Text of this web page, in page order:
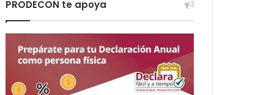
PRODECON te apoya